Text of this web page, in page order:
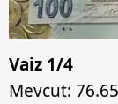
Vaiz 1/4
Mevcut: